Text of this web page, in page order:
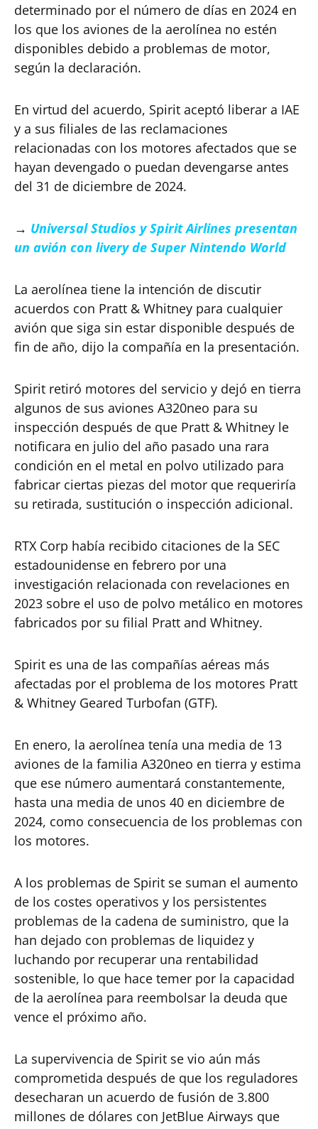
determinado por el número de días en 2024 en
los que los aviones de la aerolínea no estén
disponibles debido a problemas de motor,
según la declaración.
En virtud del acuerdo, Spirit aceptó liberar a IAE
y a sus filiales de las reclamaciones
relacionadas con los motores afectados que se
hayan devengado o puedan devengarse antes
del 31 de diciembre de 2024.
→ Universal Studios y Spirit Airlines presentan
un avión con livery de Super Nintendo World
La aerolínea tiene la intención de discutir
acuerdos con Pratt & Whitney para cualquier
avión que siga sin estar disponible después de
fin de año, dijo la compañía en la presentación.
Spirit retiró motores del servicio y dejó en tierra
algunos de sus aviones A320neo para su
inspección después de que Pratt & Whitney le
notificara en julio del año pasado una rara
condición en el metal en polvo utilizado para
fabricar ciertas piezas del motor que requeriría
su retirada, sustitución o inspección adicional.
RTX Corp había recibido citaciones de la SEC
estadounidense en febrero por una
investigación relacionada con revelaciones en
2023 sobre el uso de polvo metálico en motores
fabricados por su filial Pratt and Whitney.
Spirit es una de las compañías aéreas más
afectadas por el problema de los motores Pratt
& Whitney Geared Turbofan (GTF).
En enero, la aerolínea tenía una media de 13
aviones de la familia A320neo en tierra y estima
que ese número aumentará constantemente,
hasta una media de unos 40 en diciembre de
2024, como consecuencia de los problemas con
los motores.
A los problemas de Spirit se suman el aumento
de los costes operativos y los persistentes
problemas de la cadena de suministro, que la
han dejado con problemas de liquidez y
luchando por recuperar una rentabilidad
sostenible, lo que hace temer por la capacidad
de la aerolínea para reembolsar la deuda que
vence el próximo año.
La supervivencia de Spirit se vio aún más
comprometida después de que los reguladores
desecharan un acuerdo de fusión de 3.800
millones de dólares con JetBlue Airways que